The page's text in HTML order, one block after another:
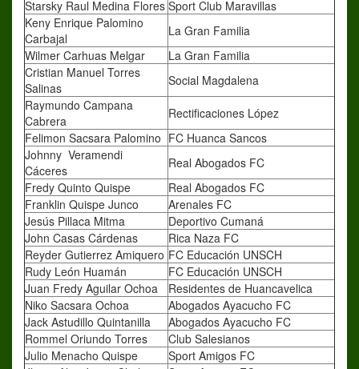
Starsky Raul Medina Flores Sport Club Maravillas
Keny Enrique Palomino
Carbajal
La Gran Familia
Wilmer Carhuas Melgar
La Gran Familia
Cristian Manuel Torres
Salinas
Social Magdalena
Raymundo Campana
Cabrera
Rectificaciones López
Felimon Sacsara Palomino FC Huanca Sancos
Johnny Veramendi
Cáceres
Real Abogados FC
Fredy Quinto Quispe
Real Abogados FC
Franklin Quispe Junco
Arenales FC
Jesús Pillaca Mitma
Deportivo Cumaná
John Casas Cárdenas
Rica Naza FC
Reyder Gutierrez Amiquero FC Educación UNSCH
Rudy León Huamán
FC Educación UNSCH
Juan Fredy Aguilar Ochoa
Residentes de Huancavelica
Niko Sacsara Ochoa
Abogados Ayacucho FC
Jack Astudillo Quintanilla
Abogados Ayacucho FC
Rommel Oriundo Torres
Club Salesianos
Julio Menacho Quispe
Sport Amigos FC